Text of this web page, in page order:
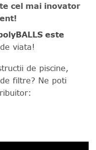
cel mai inovator
este
viata!
de piscine,
filtre? Ne poti